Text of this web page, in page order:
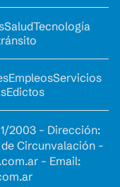
SaludTecnología
EmpleosServicios
Edictos
2003 - Dirección:
de Circunvalación -
- Email: